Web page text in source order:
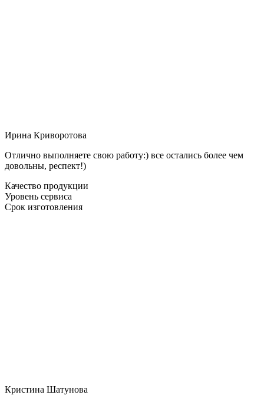
Ирина Криворотова
Отлично выполняете свою работу:) все остались более чем
довольны, респект!)
Качество продукции
Уровень сервиса
Срок изготовления
Кристина Шатунова